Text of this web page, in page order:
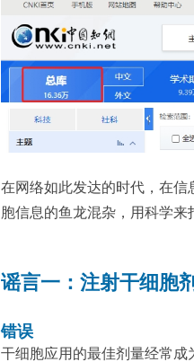
在网络如此发达的时代，在
胞信息的鱼龙混杂，用科学来
谣言一：注射干细胞
错误
干细胞应用的最佳剂量经常成